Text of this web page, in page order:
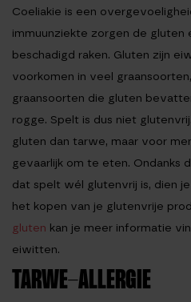
Coeliakie is een
immuunziekte zorgen de gluten
beschadigd raken. Gluten zijn
voorkomen in veel
graansoorten die gluten
rogge. Spelt is dus niet glutenvrij
gluten dan tarwe, maar voor
gevaarlijk om te eten. Ondanks
dat spelt wél glutenvrij is, dien
het kopen van je glutenvrije
gluten kan je meer informatie
eiwitten.
TARWE-ALLERGIE